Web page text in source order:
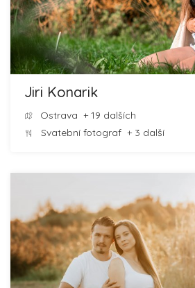
Jiri Konarik
Ostrava + 19 dalších
Svatební fotograf + 3 další